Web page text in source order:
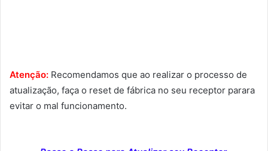
Atenção: Recomendamos que ao realizar o processo de
atualização, faça o reset de fábrica no seu receptor parara
evitar o mal funcionamento.